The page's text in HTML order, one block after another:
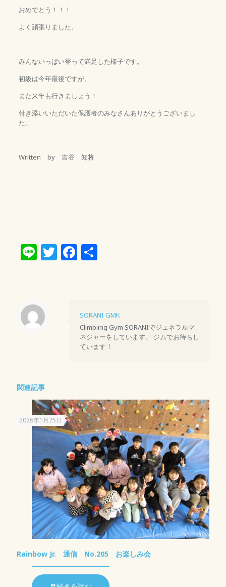
おめでとう！！！
よく頑張りました。
みんないっぱい登って満足した様子です。
初級は今年最後ですが、
また来年も行きましょう！
付き添いいただいた保護者のみなさんありがとうございまし
た。
Written by 吉谷 知将
LineTwitter
Facebook
共
SORANI GMK
Climbiing Gym SORANIでジェネラルマ
ネジャーをしています。 ジムでお待ちし
ています！
関連記事
2026年1月25日
Rainbow Jr. 通信 No.205 お楽しみ会